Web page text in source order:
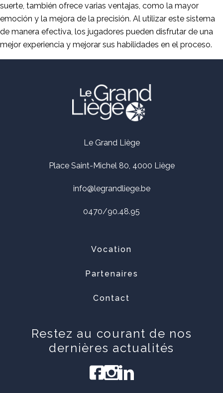
suerte, también ofrece varias ventajas, como la mayor
emoción y la mejora de la precisión. Al utilizar este sistema
de manera efectiva, los jugadores pueden disfrutar de una
mejor experiencia y mejorar sus habilidades en el proceso.
Le Grand Liège
Place Saint-Michel 80, 4000 Liège
info@legrandliege.be
0470/90.48.95
Vocation
Partenaires
Contact
Restez au courant de nos
dernières actualités